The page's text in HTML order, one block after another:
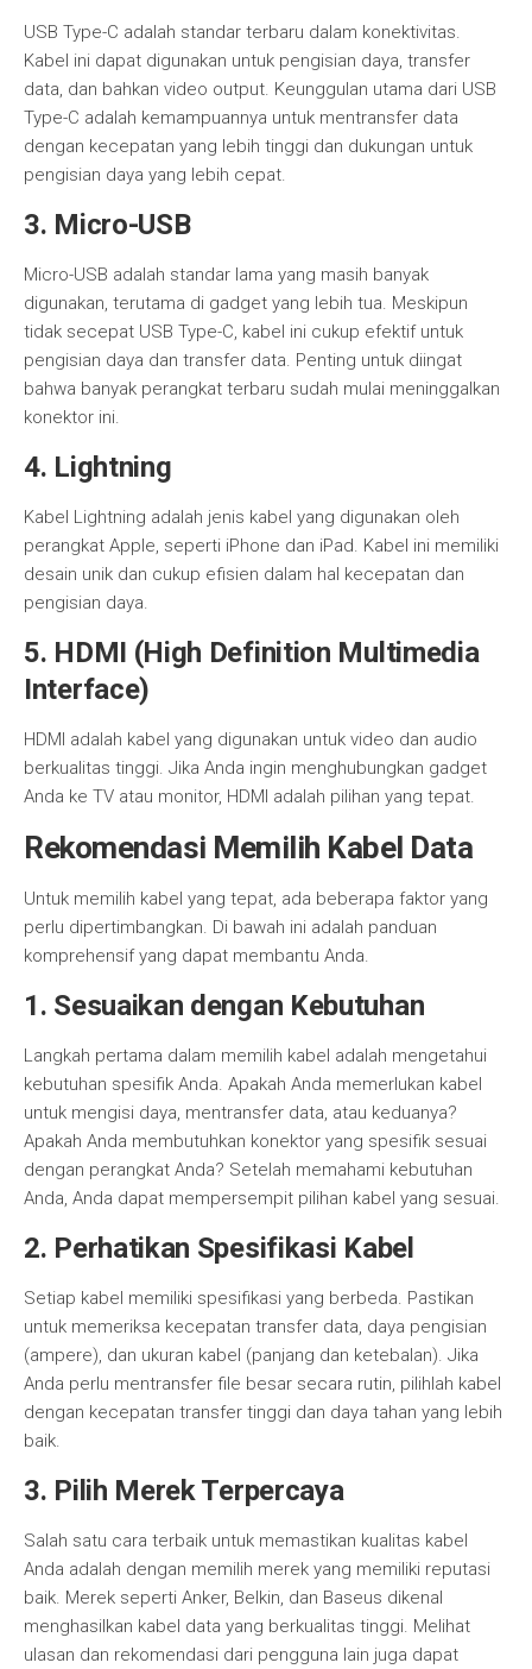
USB Type-C adalah standar terbaru dalam konektivitas.
Kabel ini dapat digunakan untuk pengisian daya, transfer
data, dan bahkan video output. Keunggulan utama dari USB
Type-C adalah kemampuannya untuk mentransfer data
dengan kecepatan yang lebih tinggi dan dukungan untuk
pengisian daya yang lebih cepat.
3. Micro-USB
Micro-USB adalah standar lama yang masih banyak
digunakan, terutama di gadget yang lebih tua. Meskipun
tidak secepat USB Type-C, kabel ini cukup efektif untuk
pengisian daya dan transfer data. Penting untuk diingat
bahwa banyak perangkat terbaru sudah mulai meninggalkan
konektor ini.
4. Lightning
Kabel Lightning adalah jenis kabel yang digunakan oleh
perangkat Apple, seperti iPhone dan iPad. Kabel ini memiliki
desain unik dan cukup efisien dalam hal kecepatan dan
pengisian daya.
5. HDMI (High Definition Multimedia
Interface)
HDMI adalah kabel yang digunakan untuk video dan audio
berkualitas tinggi. Jika Anda ingin menghubungkan gadget
Anda ke TV atau monitor, HDMI adalah pilihan yang tepat.
Rekomendasi Memilih Kabel Data
Untuk memilih kabel yang tepat, ada beberapa faktor yang
perlu dipertimbangkan. Di bawah ini adalah panduan
komprehensif yang dapat membantu Anda.
1. Sesuaikan dengan Kebutuhan
Langkah pertama dalam memilih kabel adalah mengetahui
kebutuhan spesifik Anda. Apakah Anda memerlukan kabel
untuk mengisi daya, mentransfer data, atau keduanya?
Apakah Anda membutuhkan konektor yang spesifik sesuai
dengan perangkat Anda? Setelah memahami kebutuhan
Anda, Anda dapat mempersempit pilihan kabel yang sesuai.
2. Perhatikan Spesifikasi Kabel
Setiap kabel memiliki spesifikasi yang berbeda. Pastikan
untuk memeriksa kecepatan transfer data, daya pengisian
(ampere), dan ukuran kabel (panjang dan ketebalan). Jika
Anda perlu mentransfer file besar secara rutin, pilihlah kabel
dengan kecepatan transfer tinggi dan daya tahan yang lebih
baik.
3. Pilih Merek Terpercaya
Salah satu cara terbaik untuk memastikan kualitas kabel
Anda adalah dengan memilih merek yang memiliki reputasi
baik. Merek seperti Anker, Belkin, dan Baseus dikenal
menghasilkan kabel data yang berkualitas tinggi. Melihat
ulasan dan rekomendasi dari pengguna lain juga dapat